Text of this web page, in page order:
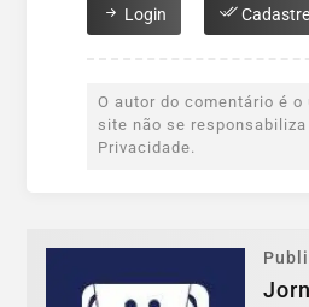
Login
O autor do comentário é
site não se
Privacidade.